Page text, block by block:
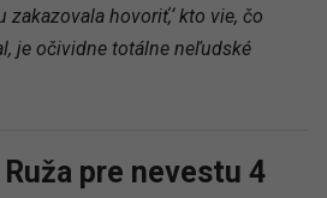
zakazovala hovoriť,‘ kto vie, čo
je očividne totálne neľudské
pre nevestu 4